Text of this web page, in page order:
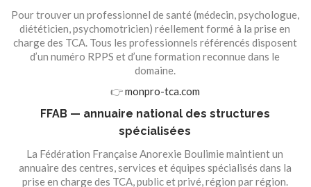
Pour trouver un professionnel de santé (médecin, psychologue,
diététicien, psychomotricien) réellement formé à la prise en
charge des TCA. Tous les professionnels référencés disposent
d’un numéro RPPS et d’une formation reconnue dans le
domaine.
👉monpro-tca.com
FFAB — annuaire national des structures
spécialisées
La Fédération Française Anorexie Boulimie maintient un
annuaire des centres, services et équipes spécialisés dans la
prise en charge des TCA, public et privé, région par région.